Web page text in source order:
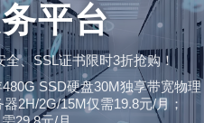
平台
、SSL证书限时3折抢购！
SSD硬盘30M独享带宽物理
2H/2G/15M仅需19.8元/月；